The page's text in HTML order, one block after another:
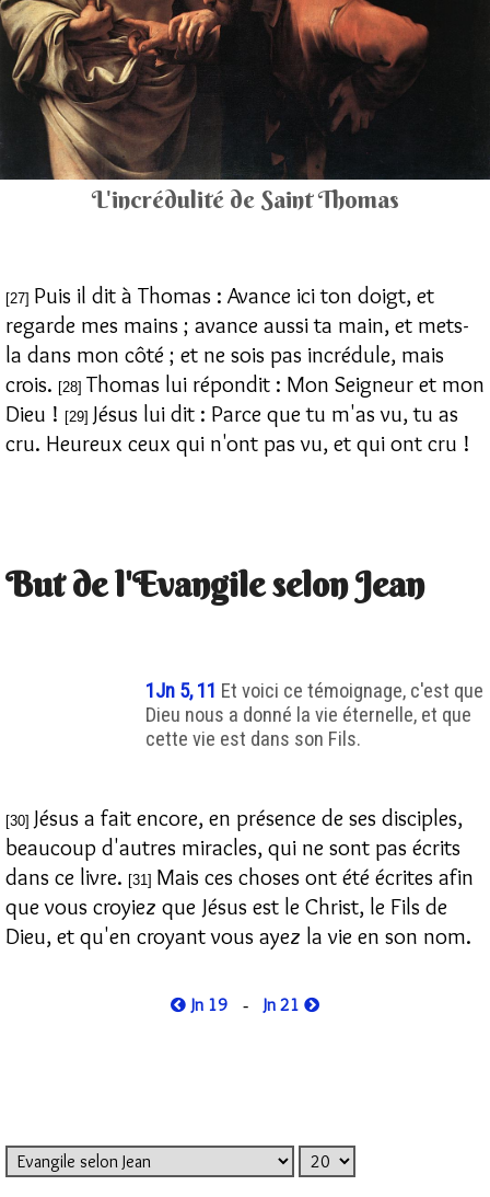
L'incrédulité de Saint Thomas
[27] Puis il dit à Thomas : Avance ici ton doigt, et
regarde mes mains ; avance aussi ta main, et mets-
la dans mon côté ; et ne sois pas incrédule, mais
crois. [28] Thomas lui répondit : Mon Seigneur et mon
Dieu ! [29] Jésus lui dit : Parce que tu m'as vu, tu as
cru. Heureux ceux qui n'ont pas vu, et qui ont cru !
But de l'Evangile selon Jean
1Jn 5, 11 Et voici ce témoignage, c'est que
Dieu nous a donné la vie éternelle, et que
cette vie est dans son Fils.
[30] Jésus a fait encore, en présence de ses disciples,
beaucoup d'autres miracles, qui ne sont pas écrits
dans ce livre. [31] Mais ces choses ont été écrites afin
que vous croyiez que Jésus est le Christ, le Fils de
Dieu, et qu'en croyant vous ayez la vie en son nom.
Jn 19 - Jn 21